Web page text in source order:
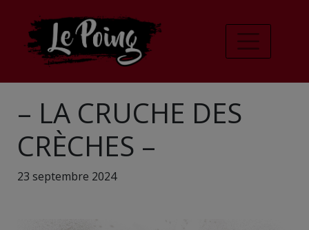
– LA CRUCHE DES
CRÈCHES –
23 septembre 2024